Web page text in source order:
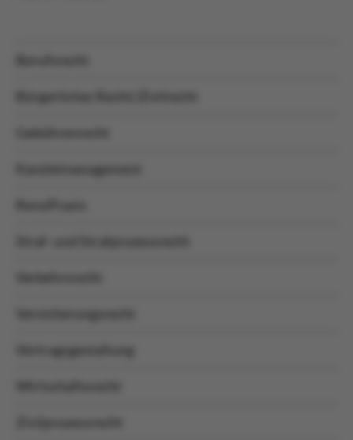
Bürgerliches Recht/Zivilrecht
Kanzleimanagement
Versicherungsrecht
Vertragsgestaltung